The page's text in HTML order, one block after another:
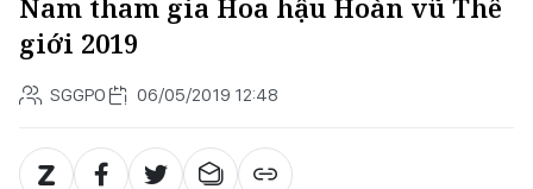
Nam tham gia Hoa hậu Hoàn vũ Thế
giới 2019
SGGPO 06/05/2019 12:48